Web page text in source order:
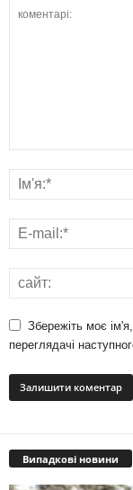
Збережіть моє
переглядачі
Випадкові новини